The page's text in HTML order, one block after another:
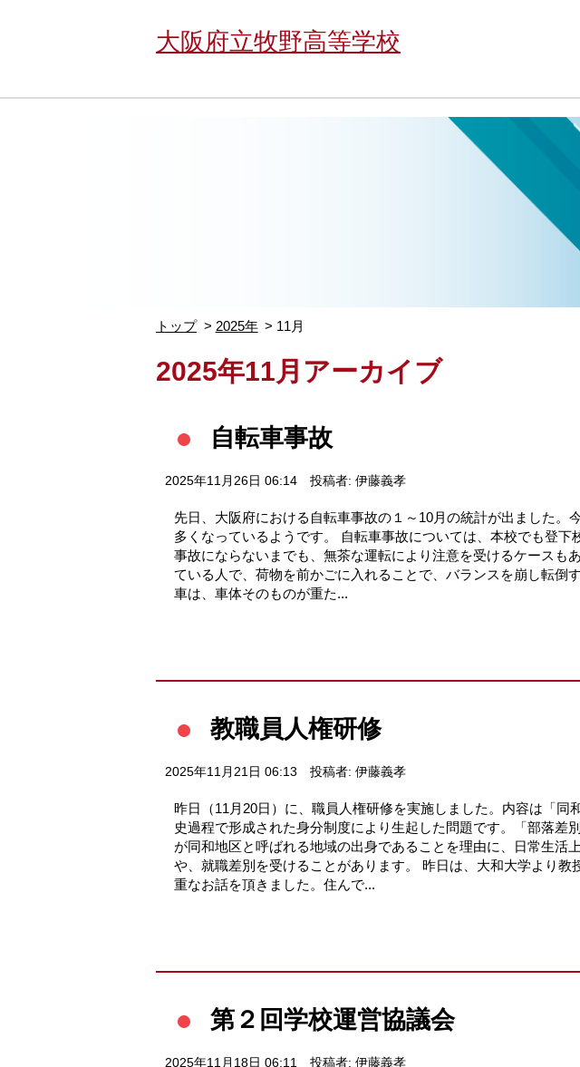
大阪府立牧野高等学校
トップ 2025年 11月
2025年11月アーカイブ
自転車事故
2025年11月26日 06:14 投稿者: 伊藤義孝
先日、大阪府における自転車事故の１～10月の統計が出ました。
多くなっているようです。 自転車事故については、本校でも登下
事故にならないまでも、無茶な運転により注意を受けるケースも
ている人で、荷物を前かごに入れることで、バランスを崩し転倒
車は、車体そのものが重た...
教職員人権研修
2025年11月21日 06:13 投稿者: 伊藤義孝
昨日（11月20日）に、職員人権研修を実施しました。内容は「同
史過程で形成された身分制度により生起した問題です。「部落差
が同和地区と呼ばれる地域の出身であることを理由に、日常生活
や、就職差別を受けることがあります。 昨日は、大和大学より教
重なお話を頂きました。住んで...
第２回学校運営協議会
2025年11月18日 06:11 投稿者: 伊藤義孝